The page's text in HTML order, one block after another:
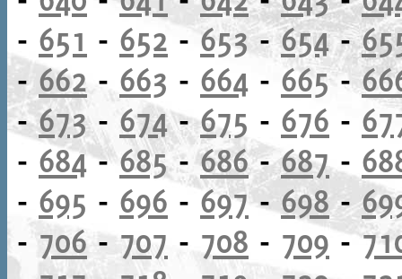
- 651 - 652 -653-654-
- 662 - 663 - 664 - 665-
-673- 674-675 - 676 -
- 684-685-686-687-
- 695 - 696 -697- 698-
- 706-707 - 708 - 709-